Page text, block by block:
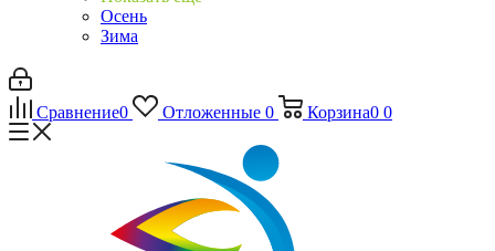
Осень
Зима
Сравнение0 Отложенные 0 Корзина0 0